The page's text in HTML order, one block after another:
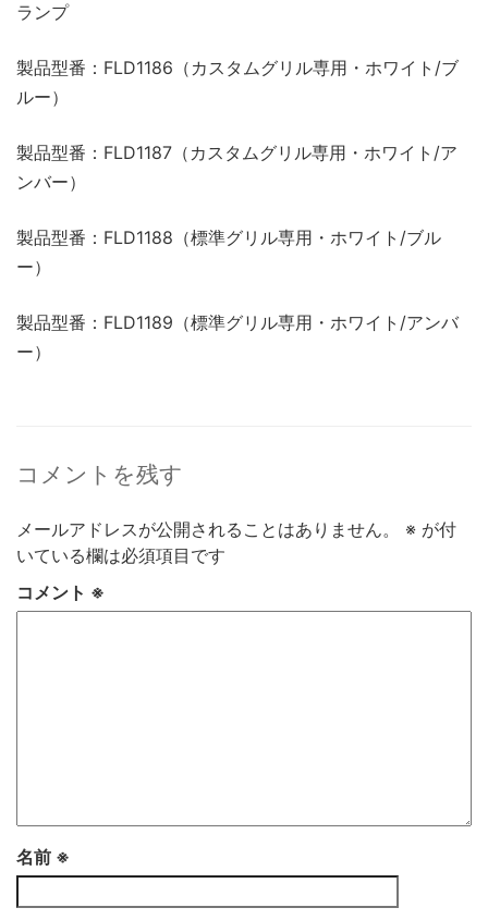
ランプ
製品型番：FLD1186（カスタムグリル専用・ホワイト/ブ
ルー）
製品型番：FLD1187（カスタムグリル専用・ホワイト/ア
ンバー）
製品型番：FLD1188（標準グリル専用・ホワイト/ブル
ー）
製品型番：FLD1189（標準グリル専用・ホワイト/アンバ
ー）
コメントを残す
メールアドレスが公開されることはありません。 ※ が付
いている欄は必須項目です
コメント ※
名前 ※